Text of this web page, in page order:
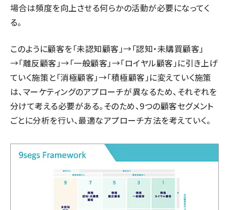
場合は頻度を向上させる何らかの活動が必要になってく
る。
このように顧客を「未認知顧客」→「認知・未購買顧客」
→「離反顧客」→「一般顧客」→「ロイヤル顧客」に引き上げ
ていく施策と「消極顧客」→「積極顧客」に変えていく施策
は、マーケティングのアプローチが異なるため、それぞれを
分けて考える必要がある。そのため、9つの顧客セグメント
ごとに分析を行い、最適なアプローチ方法を考えていく。